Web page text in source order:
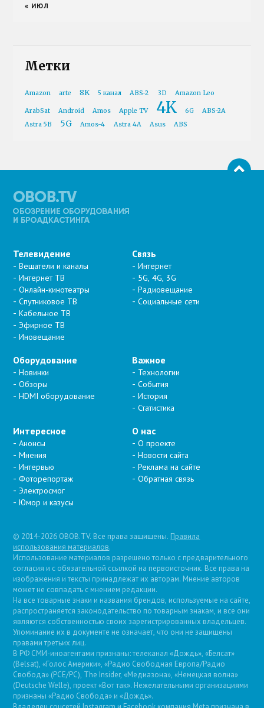
« ИЮЛ
Метки
Amazon arte 8K 5 канал ABS-2 3D Amazon Leo
ArabSat Android Amos Apple TV 4K 6G
ABS-2A
Astra 5B
5G Amos-4 Astra 4A Asus ABS
Телевидение
Вещатели и каналы
Интернет ТВ
Онлайн-кинотеатры
Спутниковое ТВ
Кабельное ТВ
Эфирное ТВ
Иновещание
Связь
Интернет
5G, 4G, 3G
Радиовещание
Социальные сети
Оборудование
Новинки
Обзоры
HDMI оборудование
Важное
Технологии
События
История
Статистика
Интересное
Анонсы
Мнения
Интервью
Фоторепортаж
Электросмог
Юмор и казусы
О нас
О проекте
Новости сайта
Реклама на сайте
Обратная связь
© 2014-2026 OBOB.TV. Все права защищены. Правила
использования материалов.
Использование материалов разрешено только с предварительного
согласия и с обязательной ссылкой на первоисточник. Все права на
изображения и тексты принадлежат их авторам. Мнение авторов
может не совпадать с мнением редакции.
На все товарные знаки и названия брендов, используемые на сайте,
распространяется законодательство по товарным знакам, и все они
являются собственностью своих зарегистрированных владельцев.
Упоминание их в документе не означает, что они не защищены
правами третьих лиц.
В РФ СМИ-иноагентами признаны: телеканал «Дождь», «Белсат»
(Belsat), «Голос Америки», «Радио Свободная Европа/Радио
Свобода» (PCE/PC), The Insider, «Медиазона», «Немецкая волна»
(Deutsche Welle), проект «Вот так». Нежелательными организациями
признаны «Радио Свобода» и «Дождь».